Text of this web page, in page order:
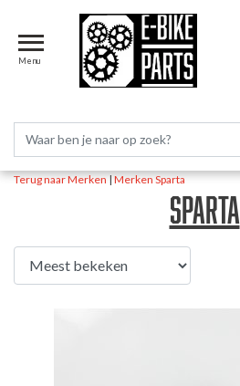
Menu
Terug naar Merken|MerkenSparta
Sparta